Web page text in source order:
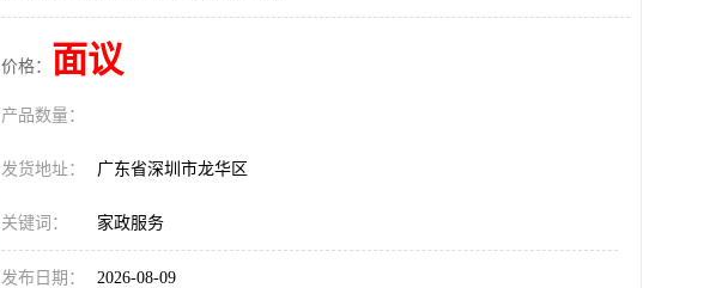
价格： 面议
产品数量：
发货地址： 广东省深圳市龙华区
关键词： 家政服务
发布日期： 2026-08-09